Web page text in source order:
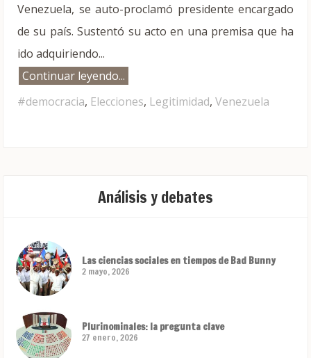
Venezuela, se auto-proclamó presidente encargado
de su país. Sustentó su acto en una premisa que ha
ido adquiriendo...
Continuar leyendo...
#democracia, Elecciones, Legitimidad, Venezuela
Análisis y debates
Las ciencias sociales en tiempos de Bad Bunny
2 mayo, 2026
Plurinominales: la pregunta clave
27 enero, 2026